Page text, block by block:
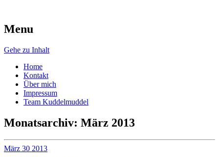
AugenschMaus
Menu
Gehe zu Inhalt
Home
Kontakt
Über mich
Impressum
Team Kuddelmuddel
Monatsarchiv: März 2013
März 30 2013